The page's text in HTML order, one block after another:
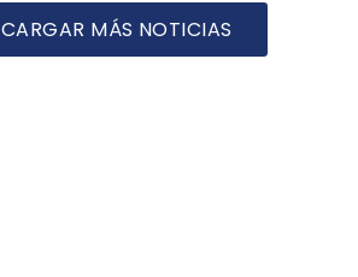
CARGAR MÁS NOTICIAS